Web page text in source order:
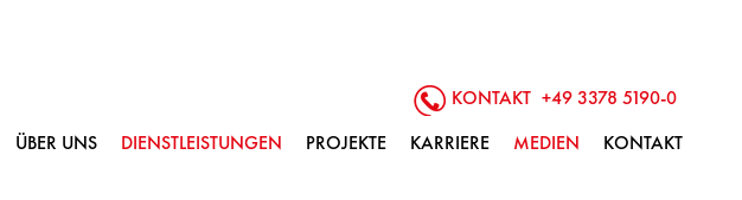
KONTAKT +49 3378 5190-0
ÜBER UNS
DIENSTLEISTUNGEN PROJEKTE KARRIERE MEDIEN KONTAKT